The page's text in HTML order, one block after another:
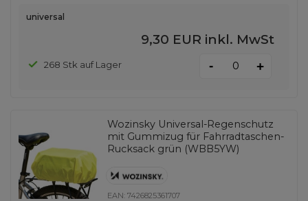
universal
9,30 EUR inkl. MwSt
268 Stk auf Lager - +
Wozinsky Universal-Regenschutz
mit Gummizug für Fahrradtaschen-
Rucksack grün (WBB5YW)
EAN:7426825361707